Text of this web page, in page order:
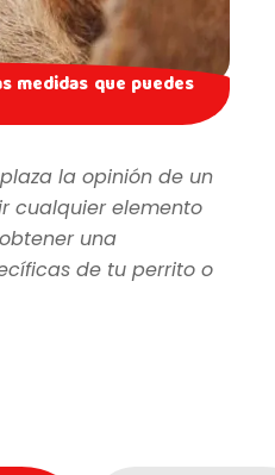
medidas que puedes
la opinión de un
cualquier elemento
una
de tu perrito o